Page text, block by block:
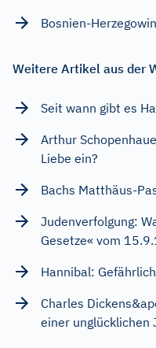
Bosnien-
Weitere Artikel aus der
Seit wann gibt es
Arthur
Liebe ein?
Bachs Matthäus-
Judenverfolgung:
Gesetze« vom
Hannibal:
Charles
einer unglücklichen